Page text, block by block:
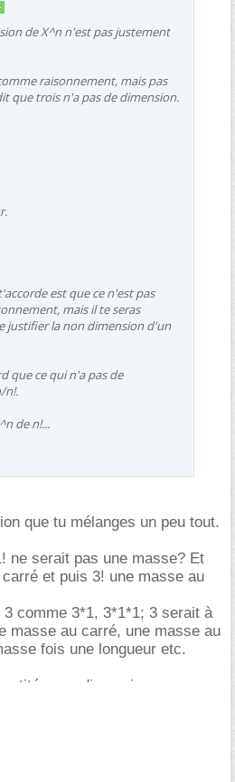
de X^n n'est pas justement
raisonnement, mais pas
que trois n'a pas de dimension.
est que ce n'est pas
mais il te seras
justifier la non dimension d'un
que ce qui n'a pas de
n!.
de n!...
que tu mélanges un peu tout.
ne serait pas une masse? Et
et puis 3! une masse au
comme 3*1, 3*1*1; 3 serait à
masse au carré, une masse au
fois une longueur etc.
sans dimension, par